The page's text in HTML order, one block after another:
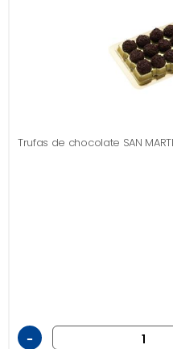
Trufas de chocolate SAN
-